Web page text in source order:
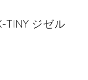
TINY ジゼル